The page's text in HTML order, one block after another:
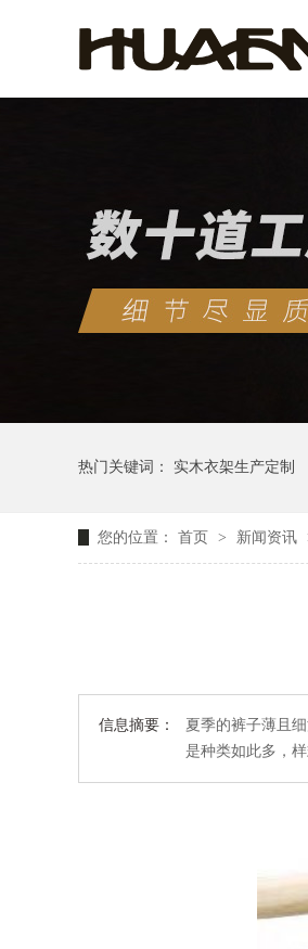
热门关键词： 实木衣架生产定制
您的位置： 首页 > 新闻资讯
信息摘要：
夏季的裤子薄且
是种类如此多，